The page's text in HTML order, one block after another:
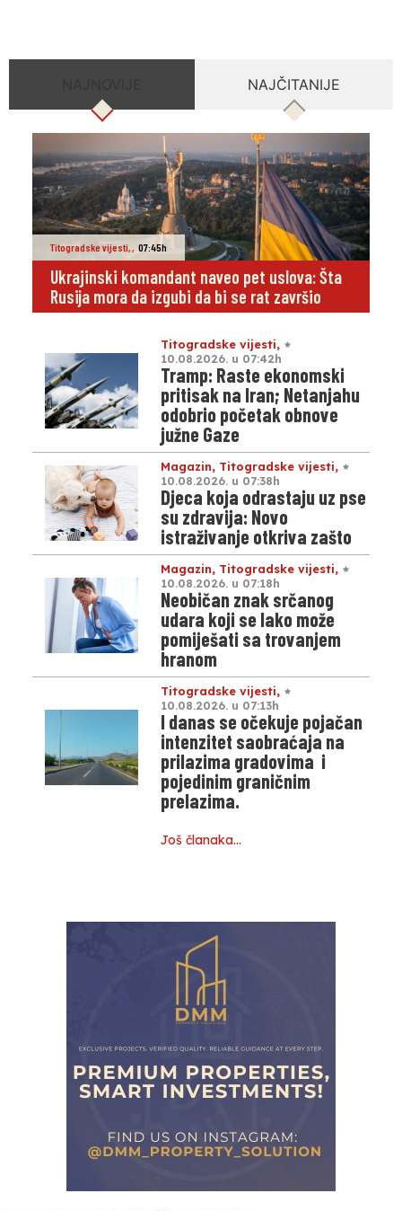
NAJČITANIJE
Titogradske vijesti 07:45h
Ukrajinski komandant naveo pet uslova: Šta
Rusija mora da izgubi da bi se rat završio
Titogradske vijesti,
10.08.2026. u 07:42h
Tramp: Raste ekonomski
pritisak na Iran; Netanjahu
odobrio početak obnove
južne Gaze
Magazin, Titogradske vijesti,
10.08.2026. u 07:38h
Djeca koja odrastaju uz pse
su zdravija: Novo
istraživanje otkriva zašto
Magazin, Titogradske vijesti,
10.08.2026. u 07:18h
Neobičan znak srčanog
udara koji se lako može
pomiješati sa trovanjem
hranom
Titogradske vijesti,
10.08.2026. u 07:13h
I danas se očekuje pojačan
intenzitet saobraćaja na
prilazima gradovima i
pojedinim graničnim
prelazima.
Još članaka…